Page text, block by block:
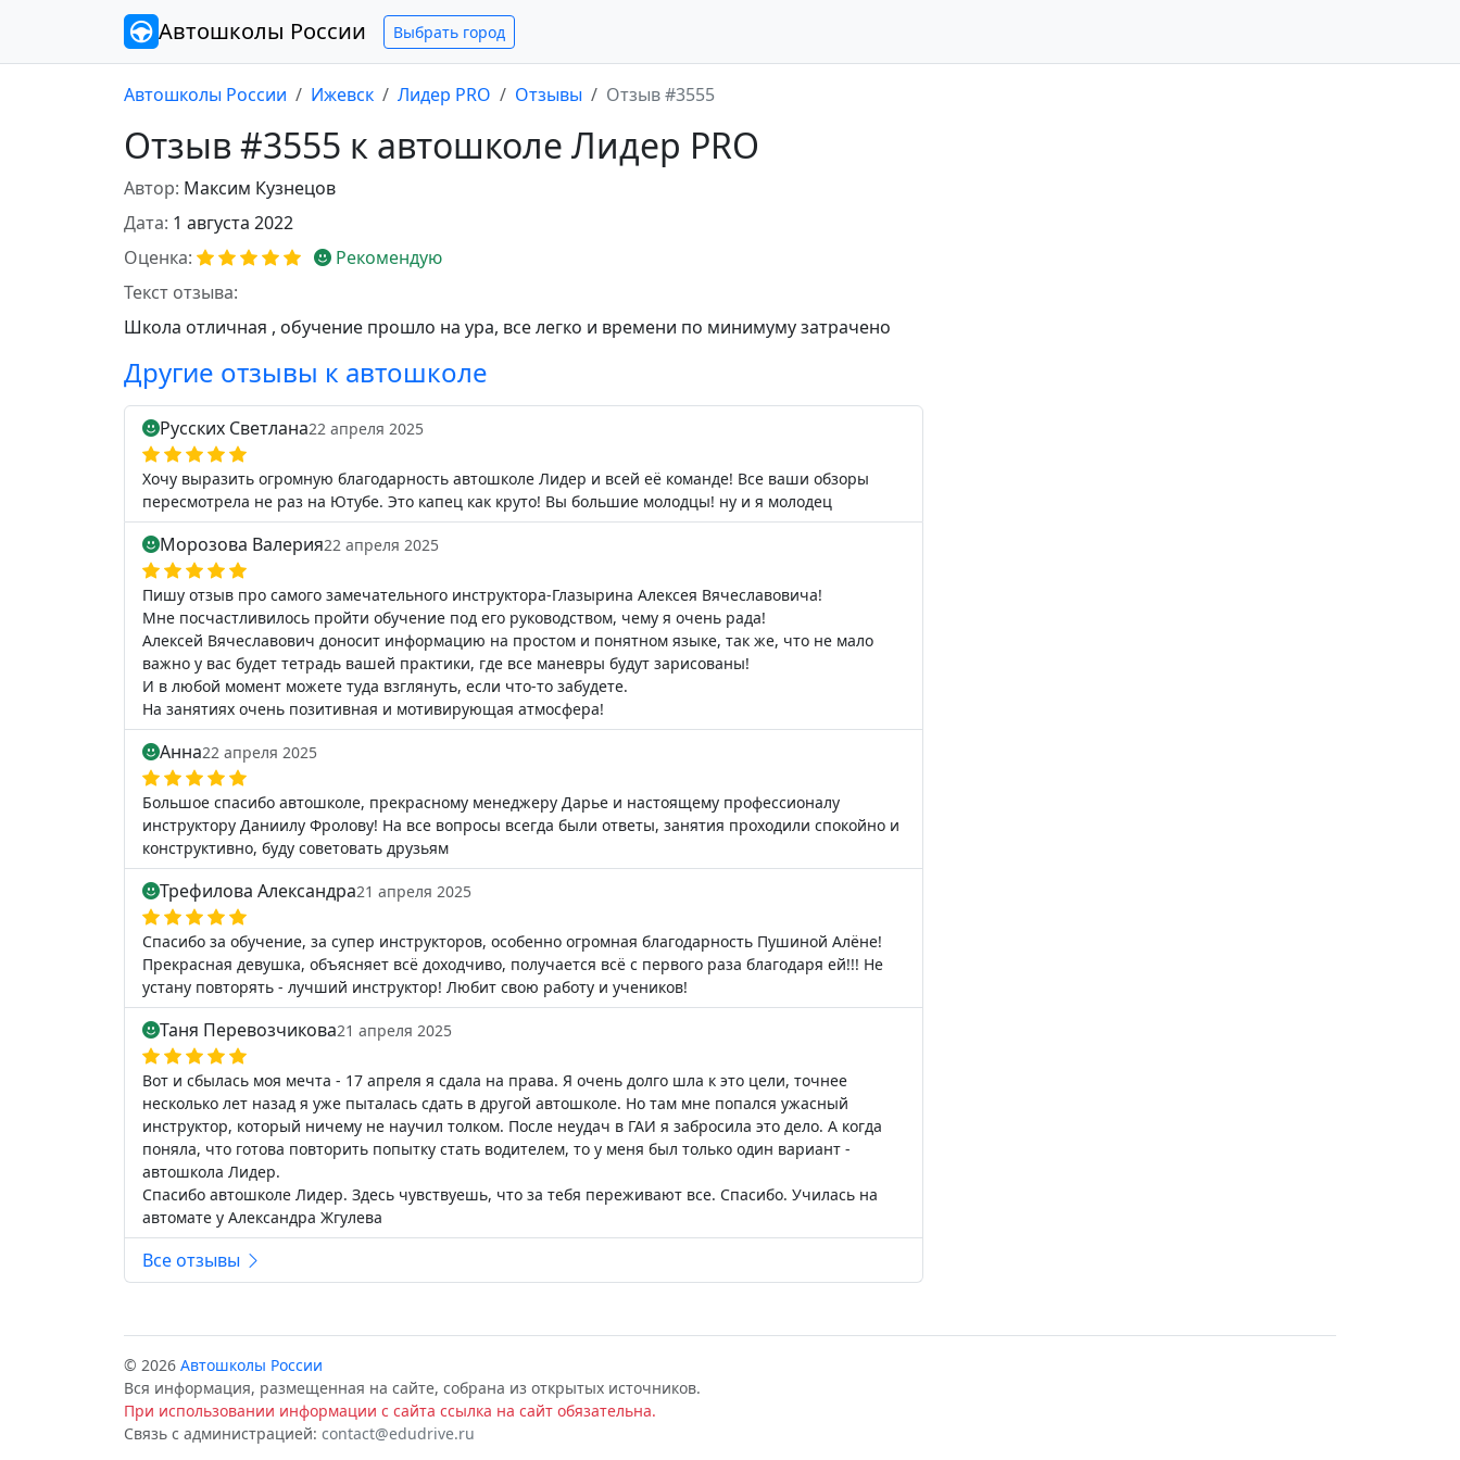
Автошколы России Выбрать город
Автошколы России Ижевск Лидер PRO Отзывы Отзыв #3555
Отзыв #3555 к автошколе Лидер PRO
Автор: Максим Кузнецов
Дата: 1 августа 2022
Оценка:
Рекомендую
Текст отзыва:
Школа отличная , обучение прошло на ура, все легко и времени по минимуму затрачено
Другие отзывы к автошколе
Русских Светлана22 апреля 2025
Хочу выразить огромную благодарность автошколе Лидер и всей её команде! Все ваши обзоры
пересмотрела не раз на Ютубе. Это капец как круто! Вы большие молодцы! ну и я молодец
Морозова Валерия22 апреля 2025
Пишу отзыв про самого замечательного инструктора-Глазырина Алексея Вячеславовича!
Мне посчастливилось пройти обучение под его руководством, чему я очень рада!
Алексей Вячеславович доносит информацию на простом и понятном языке, так же, что не мало
важно у вас будет тетрадь вашей практики, где все маневры будут зарисованы!
И в любой момент можете туда взглянуть, если что-то забудете.
На занятиях очень позитивная и мотивирующая атмосфера!
Анна22 апреля 2025
Большое спасибо автошколе, прекрасному менеджеру Дарье и настоящему профессионалу
инструктору Даниилу Фролову! На все вопросы всегда были ответы, занятия проходили спокойно и
конструктивно, буду советовать друзьям
Трефилова Александра21 апреля 2025
Спасибо за обучение, за супер инструкторов, особенно огромная благодарность Пушиной Алёне!
Прекрасная девушка, объясняет всё доходчиво, получается всё с первого раза благодаря ей!!! Не
устану повторять - лучший инструктор! Любит свою работу и учеников!
Таня Перевозчикова21 апреля 2025
Вот и сбылась моя мечта - 17 апреля я сдала на права. Я очень долго шла к это цели, точнее
несколько лет назад я уже пыталась сдать в другой автошколе. Но там мне попался ужасный
инструктор, который ничему не научил толком. После неудач в ГАИ я забросила это дело. А когда
поняла, что готова повторить попытку стать водителем, то у меня был только один вариант -
автошкола Лидер.
Спасибо автошколе Лидер. Здесь чувствуешь, что за тебя переживают все. Спасибо. Училась на
автомате у Александра Жгулева
Все отзывы
© 2026 Автошколы России
Вся информация, размещенная на сайте, собрана из открытых источников.
При использовании информации с сайта ссылка на сайт обязательна.
Связь с администрацией: contact@edudrive.ru